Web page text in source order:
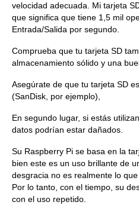
velocidad adecuada. Mi tarjeta
que significa que tiene 1,5 mil
Entrada/Salida por segundo.
Comprueba que tu tarjeta SD
almacenamiento sólido y una
Asegúrate de que tu tarjeta SD
(SanDisk, por ejemplo),
En segundo lugar, si estás
datos podrían estar dañados.
Su Raspberry Pi se basa en la
bien este es un uso brillante de
desgracia no es realmente lo
Por lo tanto, con el tiempo, su
con el uso repetido.